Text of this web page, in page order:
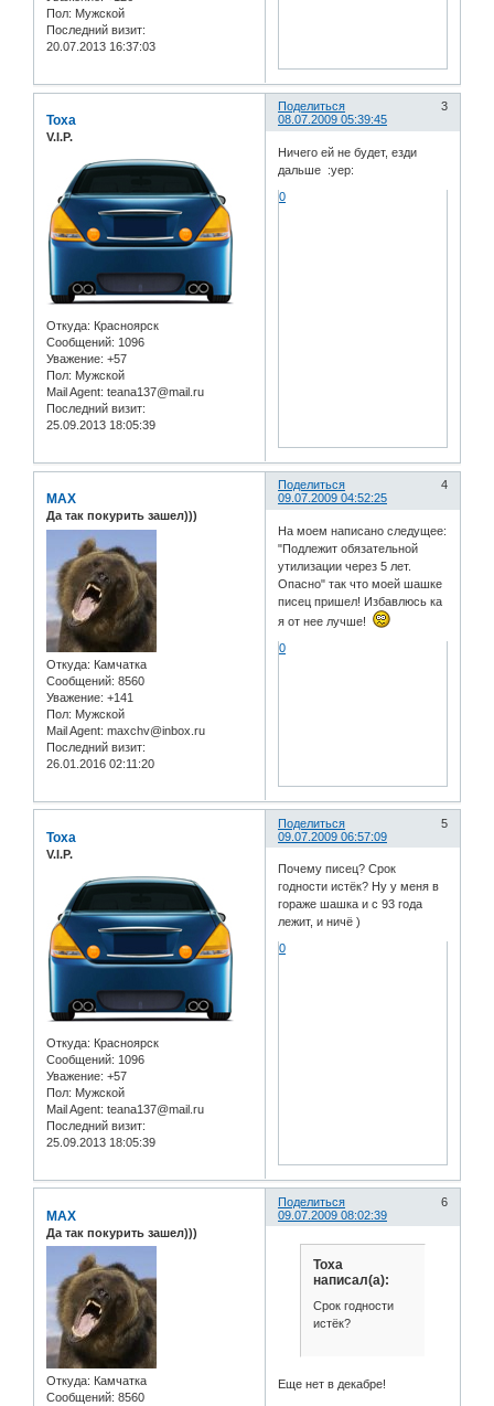
Пол: Мужской
Последний визит:
20.07.2013 16:37:03
Поделиться
3
08.07.2009 05:39:45
Toxa
V.I.P.
Откуда: Красноярск
Сообщений: 1096
Уважение: +57
Пол: Мужской
Mail Agent: teana137@mail.ru
Последний визит:
25.09.2013 18:05:39
Ничего ей не будет, езди
дальше :yep:
0
Поделиться
4
09.07.2009 04:52:25
MAX
Да так покурить зашел)))
Откуда: Камчатка
Сообщений: 8560
Уважение: +141
Пол: Мужской
Mail Agent: maxchv@inbox.ru
Последний визит:
26.01.2016 02:11:20
На моем написано следущее:
"Подлежит обязательной
утилизации через 5 лет.
Опасно" так что моей шашке
писец пришел! Избавлюсь ка
я от нее лучше!
0
Поделиться
5
09.07.2009 06:57:09
Toxa
V.I.P.
Откуда: Красноярск
Сообщений: 1096
Уважение: +57
Пол: Мужской
Mail Agent: teana137@mail.ru
Последний визит:
25.09.2013 18:05:39
Почему писец? Срок
годности истёк? Ну у меня в
гораже шашка и с 93 года
лежит, и ничё )
0
Поделиться
6
09.07.2009 08:02:39
MAX
Да так покурить зашел)))
Откуда: Камчатка
Сообщений: 8560
Toxa
написал(а):
Срок годности
истёк?
Еще нет в декабре!